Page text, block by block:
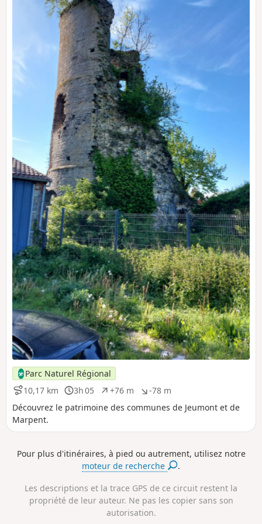
Parc Naturel Régional
10,17 km
D
i
s
t
3h 05
D
u
r
+76 m
D
é
l
é
o
s
-78 m
D
é
l
é
é
g
a
Découvrez le patrimoine des communes de Jeumont et de
Marpent.
Pour plus d'itinéraires, à pied ou autrement, utilisez notre
moteur de recherche
.
Les descriptions et la trace GPS de ce circuit restent la
propriété de leur auteur. Ne pas les copier sans son
autorisation.